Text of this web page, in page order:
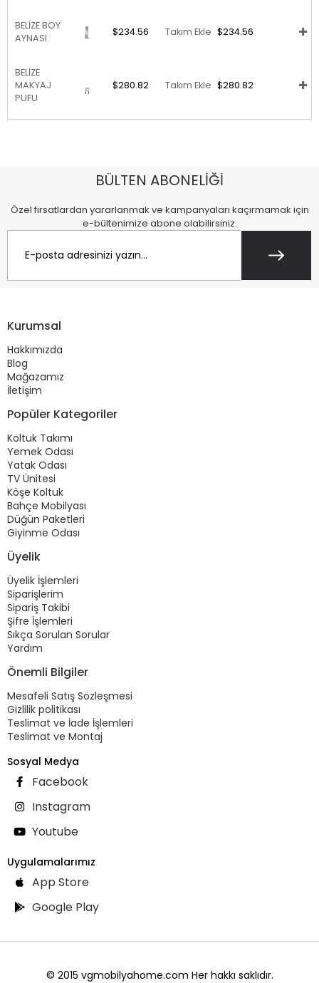
BELİZE BOY
AYNASI
$234.56 Takım Ekle $234.56
BELİZE
MAKYAJ
PUFU
$280.82 Takım Ekle $280.82
BÜLTEN ABONELİĞİ
Özel fırsatlardan yararlanmak ve kampanyaları kaçırmamak için
e-bültenimize abone olabilirsiniz.
Kurumsal
Hakkımızda
Blog
Mağazamız
İletişim
Popüler Kategoriler
Koltuk Takımı
Yemek Odası
Yatak Odası
TV Ünitesi
Köşe Koltuk
Bahçe Mobilyası
Düğün Paketleri
Giyinme Odası
Üyelik
Üyelik İşlemleri
Siparişlerim
Sipariş Takibi
Şifre İşlemleri
Sıkça Sorulan Sorular
Yardım
Önemli Bilgiler
Mesafeli Satış Sözleşmesi
Gizlilik politikası
Teslimat ve İade İşlemleri
Teslimat ve Montaj
Sosyal Medya
Facebook
Instagram
Youtube
Uygulamalarımız
App Store
Google Play
© 2015 vgmobilyahome.com Her hakkı saklıdır.